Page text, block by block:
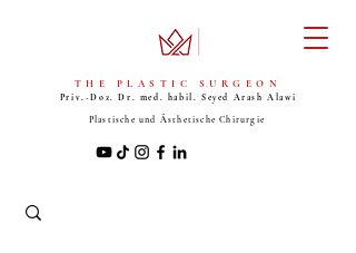
THE PLASTIC SURGEON
Priv.-Doz. Dr. med. habil. Seyed Arash Alawi
Plastische und Ästhetische Chirurgie